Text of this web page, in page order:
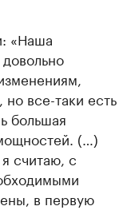
«Наша
все-таки есть
большая
(…)
считаю, с
в первую